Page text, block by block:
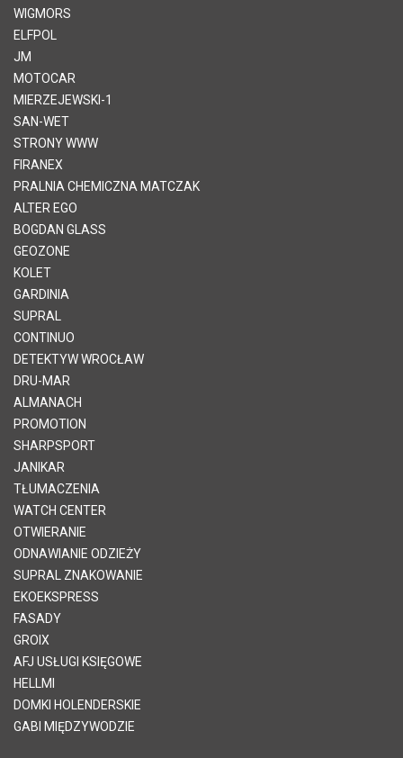
WIGMORS
ELFPOL
JM
MOTOCAR
MIERZEJEWSKI-1
SAN-WET
STRONY WWW
FIRANEX
PRALNIA CHEMICZNA MATCZAK
ALTER EGO
BOGDAN GLASS
GEOZONE
KOLET
GARDINIA
SUPRAL
CONTINUO
DETEKTYW WROCŁAW
DRU-MAR
ALMANACH
PROMOTION
SHARPSPORT
JANIKAR
TŁUMACZENIA
WATCH CENTER
OTWIERANIE
ODNAWIANIE ODZIEŻY
SUPRAL ZNAKOWANIE
EKOEKSPRESS
FASADY
GROIX
AFJ USŁUGI KSIĘGOWE
HELLMI
DOMKI HOLENDERSKIE
GABI MIĘDZYWODZIE